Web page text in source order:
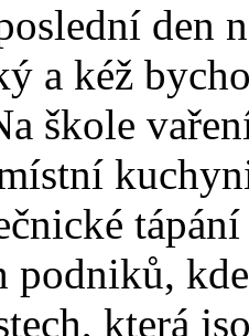
den
a kéž
škole
podniků,
která